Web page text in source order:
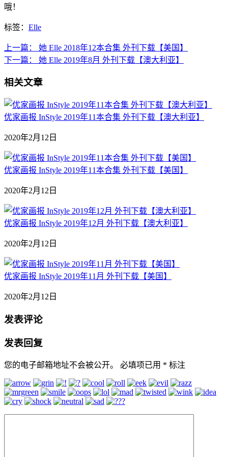
哦！
标签： Elle
上一篇：
她 Elle 2018年12本合集 外刊下载【美国】
下一篇：
她 Elle 2019年8月 外刊下载【澳大利亚】
相关文章
优家画报 InStyle 2019年11本合集 外刊下载【澳大利亚】
2020年2月12日
优家画报 InStyle 2019年11本合集 外刊下载【美国】
2020年2月12日
优家画报 InStyle 2019年12月 外刊下载【澳大利亚】
2020年2月12日
优家画报 InStyle 2019年11月 外刊下载【美国】
2020年2月12日
发表评论
发表回复
您的电子邮箱地址不会被公开。 必填项已用 * 标注